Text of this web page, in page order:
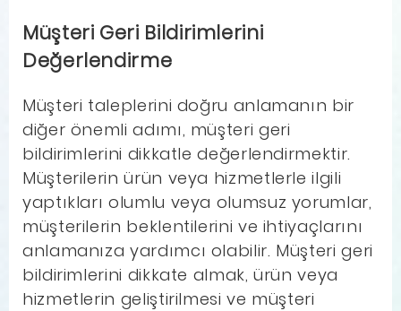
Müşteri Geri Bildirimlerini
Değerlendirme
Müşteri taleplerini doğru anlamanın bir
diğer önemli adımı, müşteri geri
bildirimlerini dikkatle değerlendirmektir.
Müşterilerin ürün veya hizmetlerle ilgili
yaptıkları olumlu veya olumsuz yorumlar,
müşterilerin beklentilerini ve ihtiyaçlarını
anlamanıza yardımcı olabilir. Müşteri geri
bildirimlerini dikkate almak, ürün veya
hizmetlerin geliştirilmesi ve müşteri